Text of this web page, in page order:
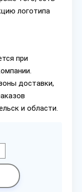
логотипа
при
доставки,
и области.